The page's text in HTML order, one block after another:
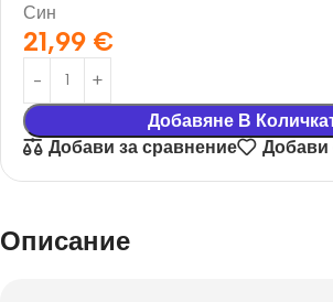
Син
21,99 €
Добавяне В
Добави за сравнение
Добави
Описание